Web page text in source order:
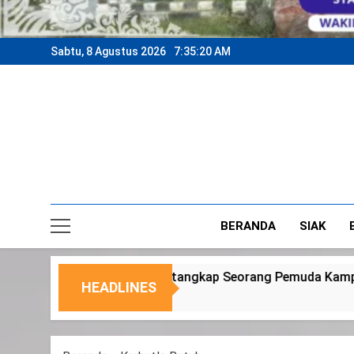
Sabtu, 8 Agustus 2026 7:35:23 AM
BERANDA SIAK
HEADLINES
Pemuda Kampung Temusai